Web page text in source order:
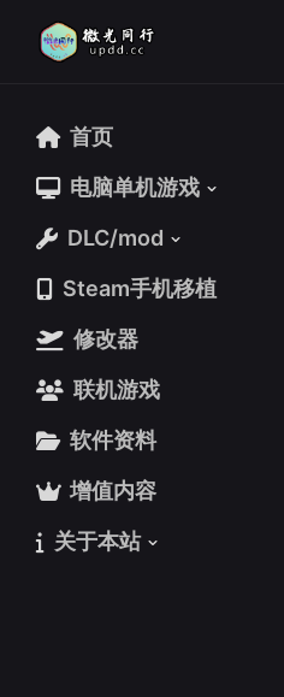
首页
电脑单机游戏
DLC/mod
Steam手机移植
修改器
联机游戏
软件资料
增值内容
关于本站
首页
电脑单机游戏
DLC/mod
Steam手机移植
修改器
联机游戏
软件资料
增值内容
关于本站